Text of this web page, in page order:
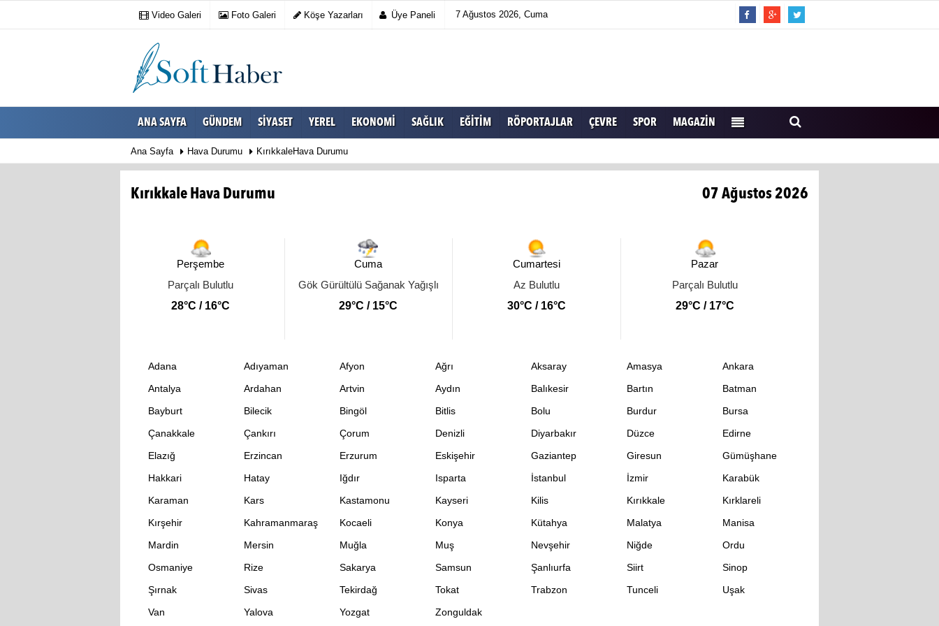
Video Galeri Foto Galeri Köşe Yazarları Üye Paneli 7 Ağustos 2026, Cuma
ANA SAYFA GÜNDEM SIYASET YEREL EKONOMI SAĞLIK EĞITIM RÖPORTAJLAR ÇEVRE SPOR MAGAZIN
Ana Sayfa Hava Durumu KırıkkaleHava Durumu
Kırıkkale Hava Durumu 07 Ağustos 2026
Perşembe
Parçalı Bulutlu
28°C / 16°C
Cuma
Gök Gürültülü Sağanak Yağışlı
29°C / 15°C
Cumartesi
Az Bulutlu
30°C / 16°C
Pazar
Parçalı Bulutlu
29°C / 17°C
Adana Adıyaman Afyon Ağrı Aksaray Amasya
Ankara
Antalya
Ardahan Artvin Aydın Balıkesir Bartın
Batman
Bayburt
Bilecik Bingöl Bitlis Bolu Burdur
Bursa
Çanakkale
Çankırı Çorum Denizli Diyarbakır Düzce
Edirne
Elazığ
Erzincan Erzurum Eskişehir Gaziantep Giresun
Gümüşhane
Hakkari
Hatay Iğdır Isparta İstanbul İzmir
Karabük
Karaman
Kars Kastamonu Kayseri Kilis Kırıkkale
Kırklareli
Kırşehir
Kahramanmaraş Kocaeli Konya Kütahya Malatya
Manisa
Mardin
Mersin Muğla Muş Nevşehir Niğde
Ordu
Osmaniye
Rize Sakarya Samsun Şanlıurfa Siirt
Sinop
Şırnak
Sivas Tekirdağ Tokat Trabzon Tunceli
Uşak
Van
Yalova Yozgat Zonguldak